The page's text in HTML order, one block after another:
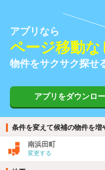
アプリなら
ページ移動な
物件をサクサク探せ
アプリをダウンロ
条件を変えて候補の物件を増
南浜田町
変更する